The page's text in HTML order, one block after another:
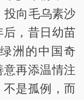
投向毛乌素沙
，昔日幼苗
洲的中国奇
再添温情注
是孤例，而